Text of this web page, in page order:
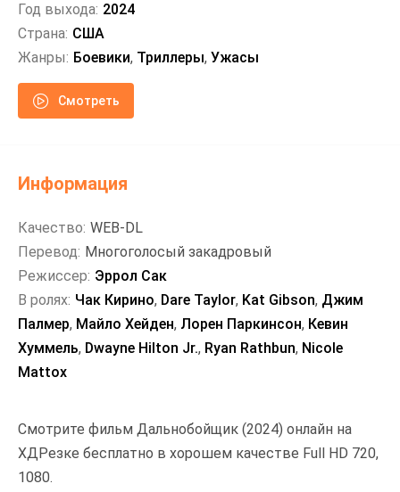
Год выхода: 2024
Страна: США
Жанры: Боевики, Триллеры, Ужасы
Смотреть
Смотрите фильм Дальнобойщик (2024) онлайн на
ХДРезке бесплатно в хорошем качестве Full HD 720,
1080.
Информация
Качество: WEB-DL
Перевод: Многоголосый закадровый
Режиссер: Эррол Сак
В ролях: Чак Кирино, Dare Taylor, Kat Gibson, Джим
Палмер, Майло Хейден, Лорен Паркинсон, Кевин
Хуммель, Dwayne Hilton Jr., Ryan Rathbun, Nicole
Mattox